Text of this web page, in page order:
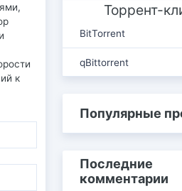
к
Торрент-
BitTorrent
qBittorrent
Популярные
Последние
комментарии